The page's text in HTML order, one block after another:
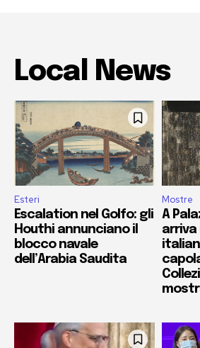
Local News
Esteri
Escalation nel Golfo: gli
Houthi annunciano il
blocco navale
dell’Arabia Saudita
Mostre
A
arriva